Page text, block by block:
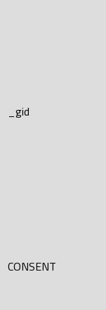
_gid
CONSENT